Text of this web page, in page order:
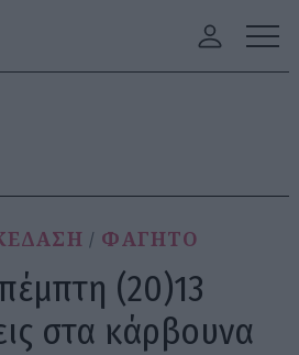
ΦΑΓΗΤΟ
(20)13
στα κάρβουνα